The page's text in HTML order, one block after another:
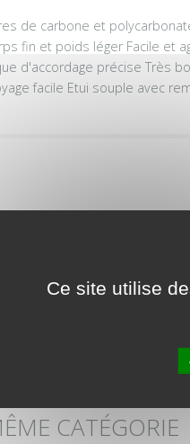
de carbone et
fin et poids léger Facile et
d'accordage précise Très
facile Etui souple avec
CATÉGORIE
Ce site utilise